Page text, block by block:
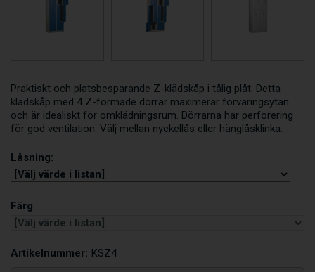
Praktiskt och platsbesparande Z-klädskåp i tålig plåt. Detta
klädskåp med 4 Z-formade dörrar maximerar förvaringsytan
och är idealiskt för omklädningsrum. Dörrarna har perforering
för god ventilation. Välj mellan nyckellås eller hänglåsklinka.
Låsning:
Färg
Artikelnummer: KSZ4